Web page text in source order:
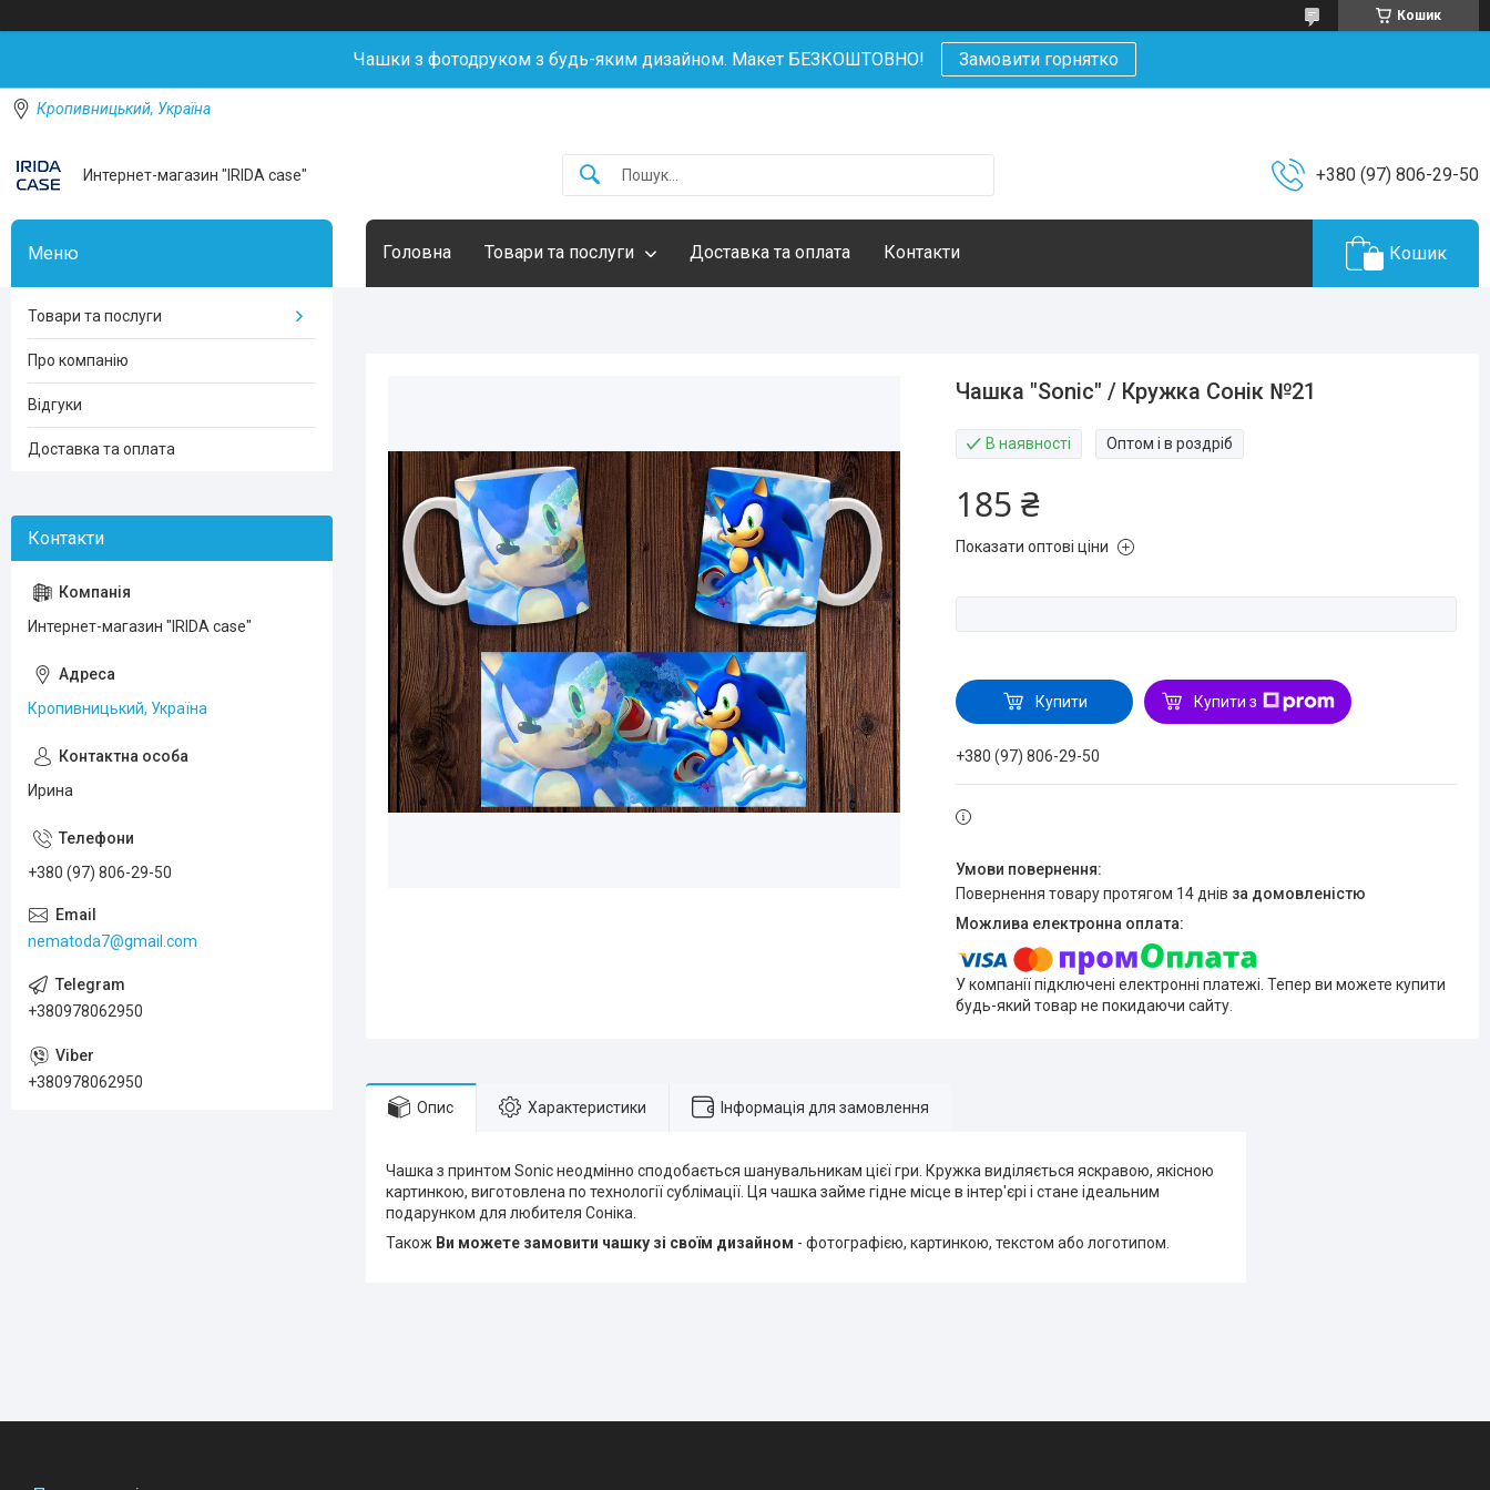
Кошик
Чашки з фотодруком з будь-яким дизайном. Макет БЕЗКОШТОВНО! Замовити горнятко
Кропивницький, Україна
Интернет-магазин "IRIDA case" +380 (97) 806-29-50
Головна Товари та послуги Доставка та оплата Контакти Кошик
Чашка "Sonic" / Кружка Сонік №21
В наявності Оптом і в роздріб
185 ₴
Показати оптові ціни
Купити Купити з
+380 (97) 806-29-50
повернення товару протягом 14 днів за домовленістю
У компанії підключені електронні платежі. Тепер ви можете купити
будь-який товар не покидаючи сайту.
Опис Характеристики Інформація для замовлення
Чашка з принтом Sonic неодмінно сподобається шанувальникам цієї гри. Кружка виділяється яскравою, якісною
картинкою, виготовлена по технології сублімації. Ця чашка займе гідне місце в інтер'єрі і стане ідеальним
подарунком для любителя Соніка.
Також Ви можете замовити чашку зі своїм дизайном - фотографією, картинкою, текстом або логотипом.
Товари та послуги
Про компанію
Відгуки
Доставка та оплата
Интернет-магазин "IRIDA case"
Кропивницький, Україна
Ирина
+380 (97) 806-29-50
nematoda7@gmail.com
+380978062950
+380978062950